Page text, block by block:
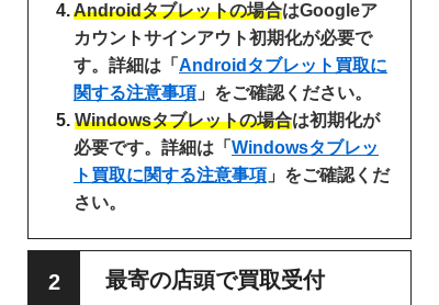
Androidタブレットの場合はGoogleア
カウントサインアウト初期化が必要で
す。詳細は「 Androidタブレット買取に
関する注意事項 」をご確認ください。
Windowsタブレットの場合は初期化が
必要です。詳細は「 Windowsタブレッ
ト買取に関する注意事項 」をご確認くだ
さい。
最寄の店頭で買取受付